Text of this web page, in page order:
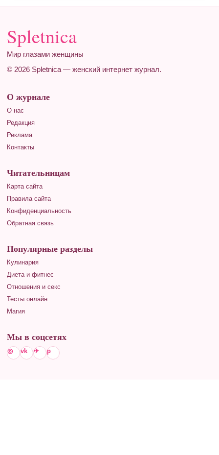
Spletnica
Мир глазами женщины
© 2026 Spletnica — женский интернет журнал.
О журнале
О нас
Редакция
Реклама
Контакты
Читательницам
Карта сайта
Правила сайта
Конфиденциальность
Обратная связь
Популярные разделы
Кулинария
Диета и фитнес
Отношения и секс
Тесты онлайн
Магия
Мы в соцсетях
◎ vk ✈ p